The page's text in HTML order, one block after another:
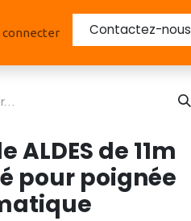
connecter Contactez-nous
ALDES de 11m
pour poignée